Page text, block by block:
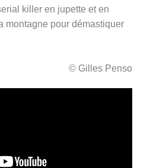
killer en jupette et en
montagne pour démastiquer
© Gilles Penso